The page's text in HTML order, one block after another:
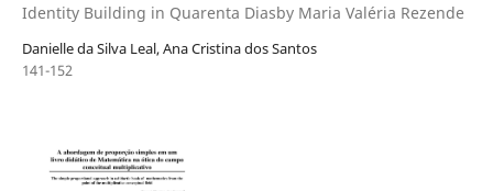
Identity Building in Quarenta Diasby Maria Valéria Rezende
Danielle da Silva Leal, Ana Cristina dos Santos
141-152